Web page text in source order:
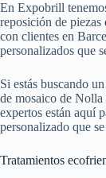
En Expobrill
reposición de
con clientes en
personalizados que
Si estás buscando
de mosaico de Nolla
expertos están aquí
personalizado que
Tratamientos